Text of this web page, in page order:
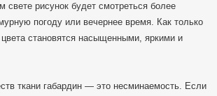
свете рисунок будет смотреться более
погоду или вечернее время. Как только
становятся насыщенными, яркими и
ткани габардин — это несминаемость. Если